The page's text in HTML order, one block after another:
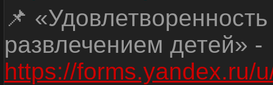
📌
развлечением детей» -
https://forms.yandex.ru/